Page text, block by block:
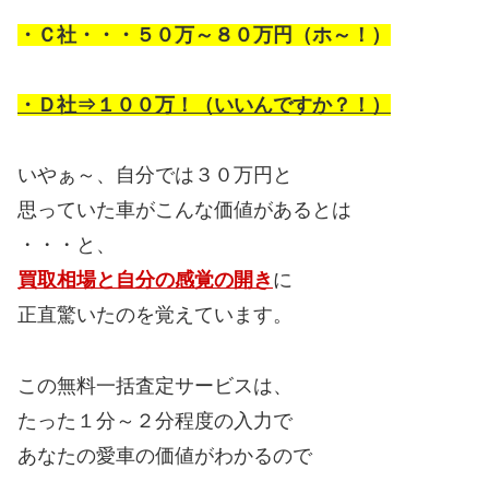
・Ｃ社・・・５０万～８０万円（ホ～！）
・Ｄ社⇒１００万！（いいんですか？！）
いやぁ～、自分では３０万円と
思っていた車がこんな価値があるとは
・・・と、
買取相場と自分の感覚の開き に
正直驚いたのを覚えています。
この無料一括査定サービスは、
たった１分～２分程度の入力で
あなたの愛車の価値がわかるので